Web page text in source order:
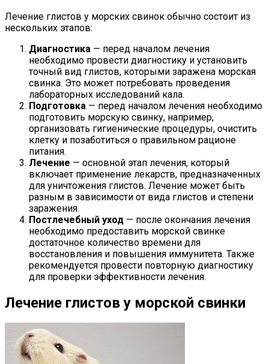
Лечение глистов у морских свинок обычно состоит из
нескольких этапов:
Диагностика — перед началом лечения
необходимо провести диагностику и установить
точный вид глистов, которыми заражена морская
свинка. Это может потребовать проведения
лабораторных исследований кала.
Подготовка — перед началом лечения необходимо
подготовить морскую свинку, например,
организовать гигиенические процедуры, очистить
клетку и позаботиться о правильном рационе
питания.
Лечение — основной этап лечения, который
включает применение лекарств, предназначенных
для уничтожения глистов. Лечение может быть
разным в зависимости от вида глистов и степени
заражения.
Постлечебный уход — после окончания лечения
необходимо предоставить морской свинке
достаточное количество времени для
восстановления и повышения иммунитета. Также
рекомендуется провести повторную диагностику
для проверки эффективности лечения.
Лечение глистов у морской свинки